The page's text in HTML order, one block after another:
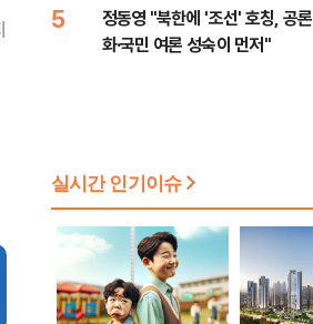
5
정동영 "북한에 '조선' 호칭, 공론
화·국민 여론 성숙이 먼저"